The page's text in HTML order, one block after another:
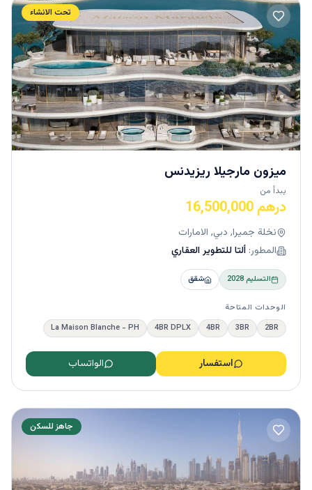
تحت الانشاء
ميزون مارجيلا ريزيدنس
يبدأ من
درهم 16,500,000
نخلة جميرا, دبي, الامارات
المطور: ألتا للتطوير العقاري
التسليم2028 شقق
الوحدات المتاحة
2BR
3BR
4BR
4BR DPLX
La Maison Blanche - PH
استفسار الواتساب
جاهز للسكن